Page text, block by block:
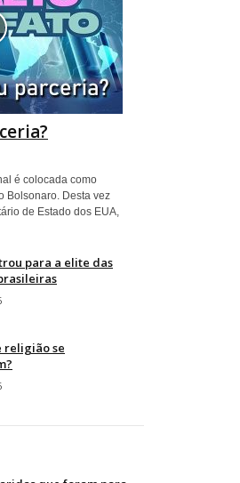
é colocada como
Bolsonaro. Desta vez
de Estado dos EUA,
para a elite das
religião se